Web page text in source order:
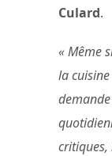
Culard.
« Même
la
critiques,